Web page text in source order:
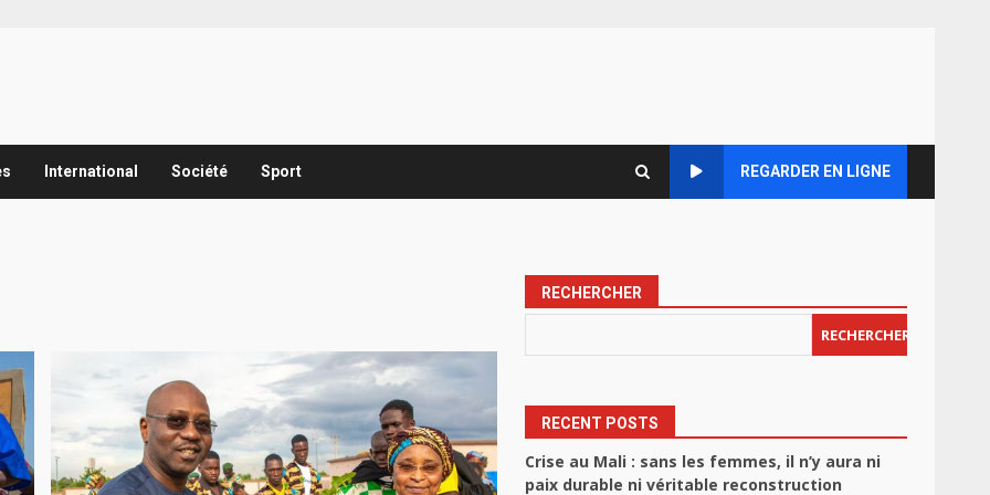
International Société Sport REGARDER EN LIGNE
RECHERCHER
RECHERCHER
RECENT POSTS
Crise au Mali : sans les femmes, il n’y aura ni
paix durable ni véritable reconstruction